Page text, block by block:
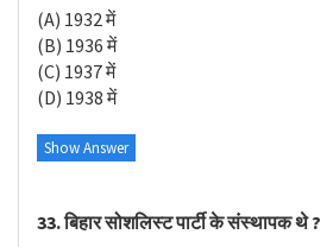
(A) 1932 में
(B) 1936 में
(C) 1937 में
(D) 1938 में
Show Answer
33. बिहार सोशलिस्ट पार्टी के संस्थापक थे ?